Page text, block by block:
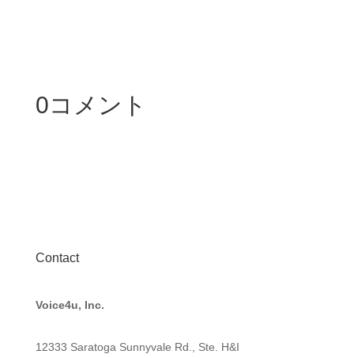
0コメント
Contact
Voice4u, Inc.
12333 Saratoga Sunnyvale Rd., Ste. H&I